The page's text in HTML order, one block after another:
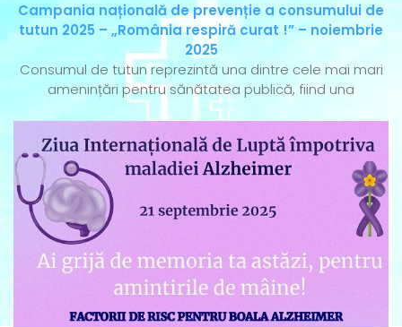
Campania națională de prevenție a consumului de
tutun 2025 – „România respiră curat !” – noiembrie
2025
Consumul de tutun reprezintă una dintre cele mai mari
amenințări pentru sănătatea publică, fiind una